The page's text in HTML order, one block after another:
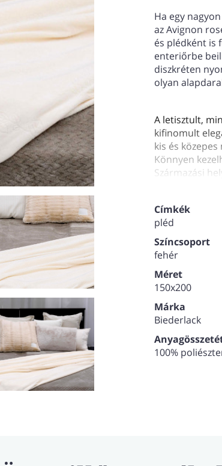
Ha egy
az Avignon
és plédként is
enteriőrbe
diszkréten
olyan
A letisztult,
kifinomult
kis és
Könnyen
Származási
Címkék
pléd
Színcsoport
fehér
Méret
150x200
Márka
Biederlack
100%